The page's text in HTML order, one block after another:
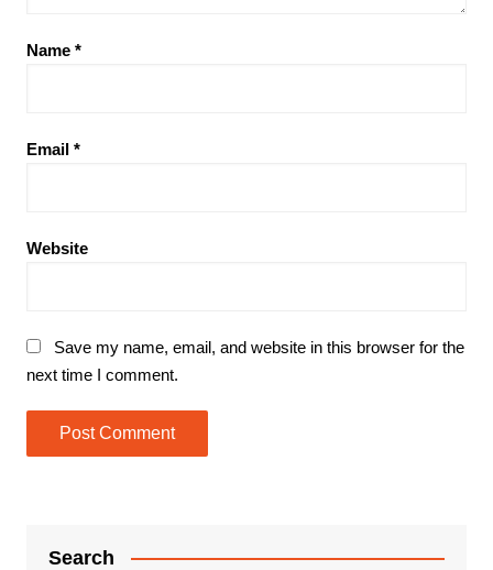
Name *
Email *
Website
Save my name, email, and website in this browser for the
next time I comment.
Search